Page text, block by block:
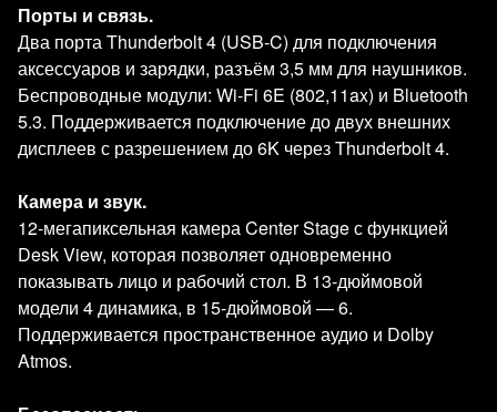
Порты и связь.
Два порта Thunderbolt 4 (USB‑C) для подключения
аксессуаров и зарядки, разъём 3,5 мм для наушников.
Беспроводные модули: Wi‑Fi 6E (802,11ax) и Bluetooth
5.3. Поддерживается подключение до двух внешних
дисплеев с разрешением до 6K через Thunderbolt 4.
Камера и звук.
12‑мегапиксельная камера Center Stage с функцией
Desk View, которая позволяет одновременно
показывать лицо и рабочий стол. В 13‑дюймовой
модели 4 динамика, в 15‑дюймовой — 6.
Поддерживается пространственное аудио и Dolby
Atmos.